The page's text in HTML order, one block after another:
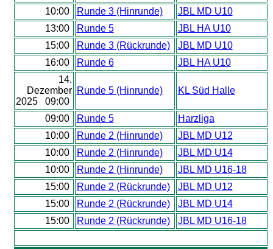
10:00
Runde 3 (Hinrunde)
JBL MD U10
13:00
Runde 5
JBL HA U10
15:00
Runde 3 (Rückrunde)
JBL MD U10
16:00
Runde 6
JBL HA U10
14.
Dezember
2025 09:00
Runde 5 (Hinrunde) KL Süd Halle
09:00 Runde 5
Harzliga
10:00
Runde 2 (Hinrunde)
JBL MD U12
10:00
Runde 2 (Hinrunde)
JBL MD U14
10:00
Runde 2 (Hinrunde)
JBL MD U16-18
15:00
Runde 2 (Rückrunde)
JBL MD U12
15:00
Runde 2 (Rückrunde)
JBL MD U14
15:00
Runde 2 (Rückrunde) JBL MD U16-18